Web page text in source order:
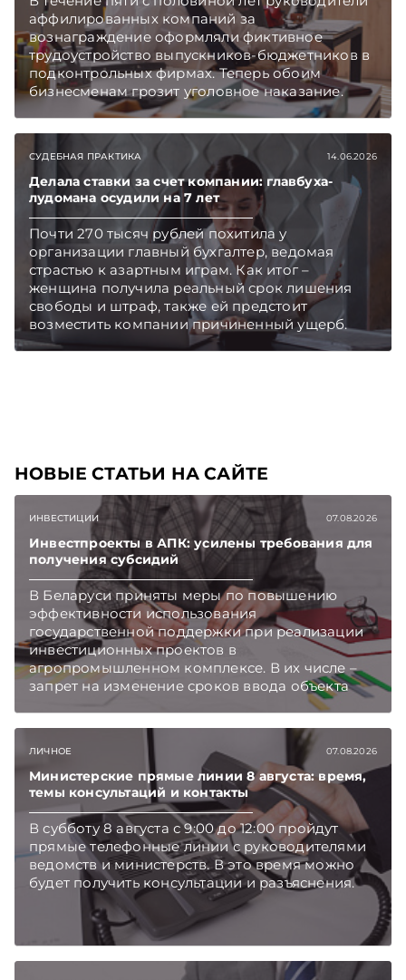
аффилированных компаний за
вознаграждение оформляли фиктивное
трудоустройство выпускников-бюджетников в
подконтрольных фирмах. Теперь обоим
бизнесменам грозит уголовное наказание.
СУДЕБНАЯ ПРАКТИКА 14.06.2026
Делала ставки за счет компании: главбуха-
лудомана осудили на 7 лет
Почти 270 тысяч рублей похитила у
организации главный бухгалтер, ведомая
страстью к азартным играм. Как итог –
женщина получила реальный срок лишения
свободы и штраф, также ей предстоит
возместить компании причиненный ущерб.
НОВЫЕ СТАТЬИ НА САЙТЕ
ИНВЕСТИЦИИ 07.08.2026
Инвестпроекты в АПК: усилены требования для
получения субсидий
В Беларуси приняты меры по повышению
эффективности использования
государственной поддержки при реализации
инвестиционных проектов в
агропромышленном комплексе. В их числе –
запрет на изменение сроков ввода объекта
инвестиций в эксплуатацию и его выхода на
Telegram‑канал и Viber. Главное об экономике
Беларуси — раньше, чем в новостях
TelegramViber
ЛИЧНОЕ 07.08.2026
Министерские прямые линии 8 августа: время,
темы консультаций и контакты
В субботу 8 августа с 9:00 до 12:00 пройдут
прямые телефонные линии с руководителями
ведомств и министерств. В это время можно
будет получить консультации и разъяснения.